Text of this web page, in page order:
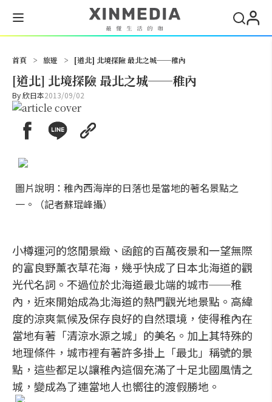
首頁 > 旅遊 > [道北] 北境探險 最北之城──稚內
[道北] 北境探險 最北之城──稚內
By欣日本2013/09/02
圖片說明：稚內西海岸的日落也是當地的著名景點之
一。（記者蘇琨峰攝）
小樽運河的悠閒景緻、函館的百萬夜景和一望無際
的富良野薰衣草花海，幾乎快成了日本北海道的觀
光代名詞。不過位於北海道最北端的城市──稚
內，近來開始成為北海道的熱門觀光地景點。高緯
度的涼爽氣候及保存良好的自然環境，使得稚內在
當地有著「清涼水源之城」的美名。加上其特殊的
地理條件，城市裡有著許多掛上「最北」稱號的景
點，這些都足以讓稚內這個充滿了十足北國風情之
城，變成為了連當地人也嚮往的渡假勝地。